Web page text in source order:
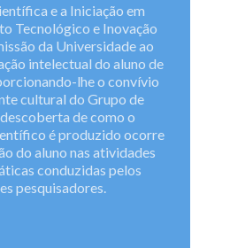
e a Iniciação em
Tecnológico e Inovação
da Universidade ao
intelectual do aluno de
lhe o convívio
cultural do Grupo de
de como o
é produzido ocorre
do aluno nas atividades
conduzidas pelos
pesquisadores.